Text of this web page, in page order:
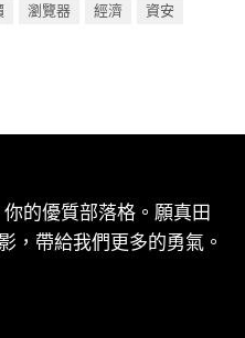
瀏覽器 經濟
資安
的優質部落格。願真田
，帶給我們更多的勇氣。